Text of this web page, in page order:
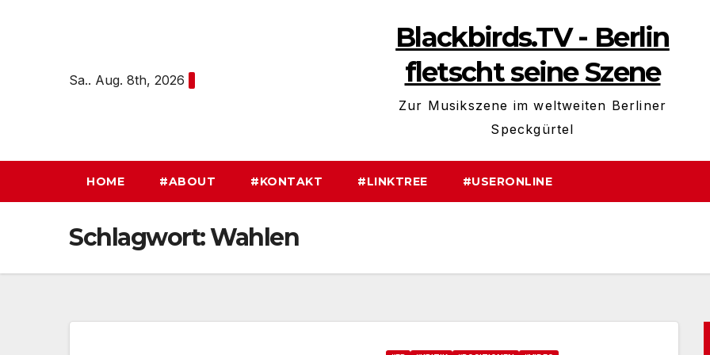
Sa.. Aug. 8th, 2026
Blackbirds.TV - Berlin
fletscht seine Szene
Zur Musikszene im weltweiten Berliner
Speckgürtel
HOME #ABOUT #KONTAKT #LINKTREE #USERONLINE
Schlagwort:Wahlen